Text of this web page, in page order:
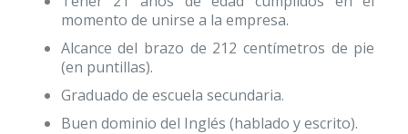
momento de unirse a la empresa.
Alcance del brazo de 212 centímetros de pie
(en puntillas).
Graduado de escuela secundaria.
Buen dominio del Inglés (hablado y escrito).